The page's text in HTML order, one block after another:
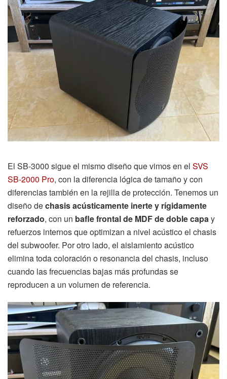
El SB-3000 sigue el mismo diseño que vimos en el SVS
SB-2000 Pro, con la diferencia lógica de tamaño y con
diferencias también en la rejilla de protección. Tenemos un
diseño dechasis acústicamente inerte y rígidamente
reforzado, con un bafle frontal de MDF de doble capay
refuerzos internos que optimizan a nivel acústico el chasis
del subwoofer. Por otro lado, el aislamiento acústico
elimina toda coloración o resonancia del chasis, incluso
cuando las frecuencias bajas más profundas se
reproducen a un volumen de referencia.